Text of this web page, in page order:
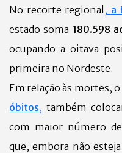
No recorte regional , a
estado soma 180.598
ocupando a oitava
primeira no Nordeste.
Em relação às mortes,
óbitos, também
com maior número
que, embora não